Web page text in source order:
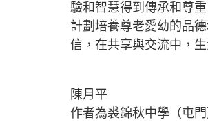
驗和智慧得到傳承和尊
計劃培養尊老愛幼的品
信，在共享與交流中，
陳月平
作者為裘錦秋中學（屯